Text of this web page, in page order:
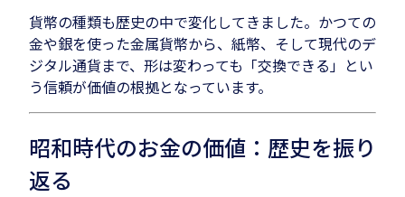
貨幣の種類も歴史の中で変化してきました。かつての
金や銀を使った金属貨幣から、紙幣、そして現代のデ
ジタル通貨まで、形は変わっても「交換できる」とい
う信頼が価値の根拠となっています。
昭和時代のお金の価値：歴史を振り
返る